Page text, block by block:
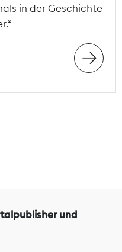
in der Geschichte
und